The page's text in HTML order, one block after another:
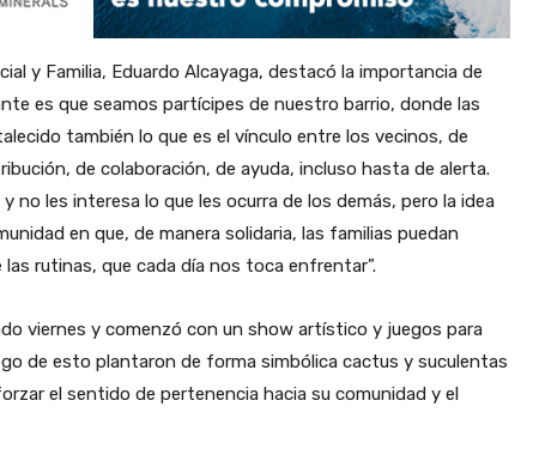
y Familia, Eduardo Alcayaga, destacó la importancia de
es que seamos partícipes de nuestro barrio, donde las
también lo que es el vínculo entre los vecinos, de
de colaboración, de ayuda, incluso hasta de alerta.
no les interesa lo que les ocurra de los demás, pero la idea
en que, de manera solidaria, las familias puedan
rutinas, que cada día nos toca enfrentar”.
viernes y comenzó con un show artístico y juegos para
de esto plantaron de forma simbólica cactus y suculentas
el sentido de pertenencia hacia su comunidad y el